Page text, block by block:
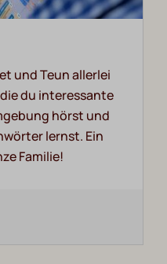
und Teun allerlei
du interessante
hörst und
lernst. Ein
Familie!